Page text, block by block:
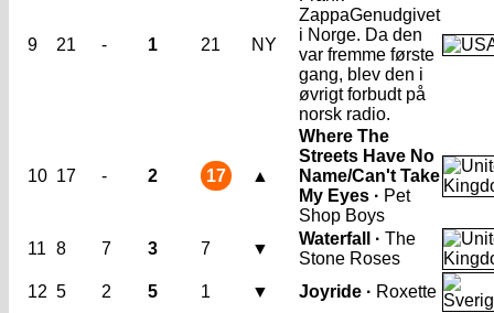
9 21 - 1 21 NY
ZappaGenudgivet
i Norge. Da den
var fremme første
gang, blev den i
øvrigt forbudt på
norsk radio.
10 17 - 2 17 ▲
Where The
Streets Have No
Name/Can't Take
My Eyes · Pet
Shop Boys
11 8 7 3 7 ▼
Waterfall · The
Stone Roses
12 5 2 5 1 ▼ Joyride · Roxette